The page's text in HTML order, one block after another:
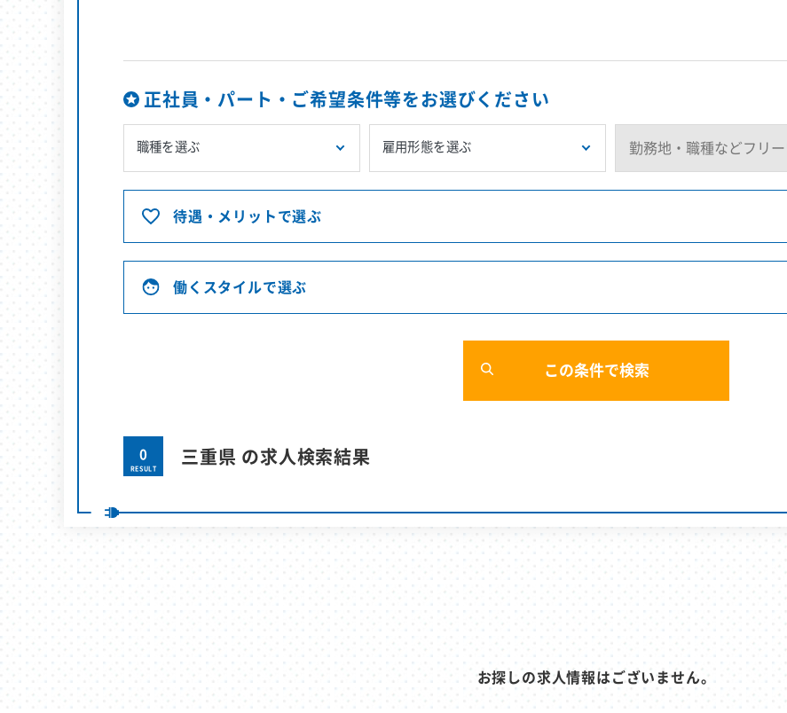
正社員・パート・ご希望条件等をお選びください
待遇・メリットで選ぶ
働くスタイルで選ぶ
0
RESULT
三重県 の求人検索結果
お探しの求人情報はございません。